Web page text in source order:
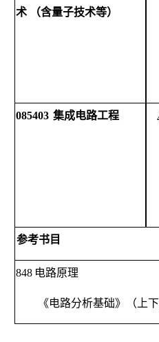
术
（含量子技术等）
085403 集成电路工程
参考书目
848 电路原理
《电路分析基础》（上